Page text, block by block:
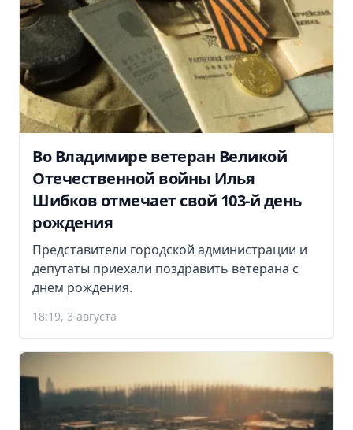
Во Владимире ветеран Великой
Отечественной войны Илья
Шибков отмечает свой 103-й день
рождения
Представители городской администрации и
депутаты приехали поздравить ветерана с
днем рождения.
18:19, 3 августа